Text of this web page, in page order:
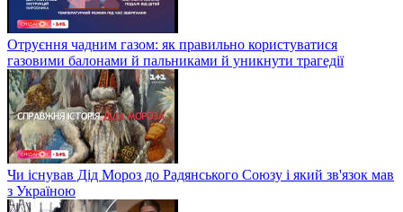
Отруєння чадним газом: як правильно користуватися
газовими балонами й пальниками й уникнути трагедії
Чи існував Дід Мороз до Радянського Союзу і який зв'язок мав
з Україною